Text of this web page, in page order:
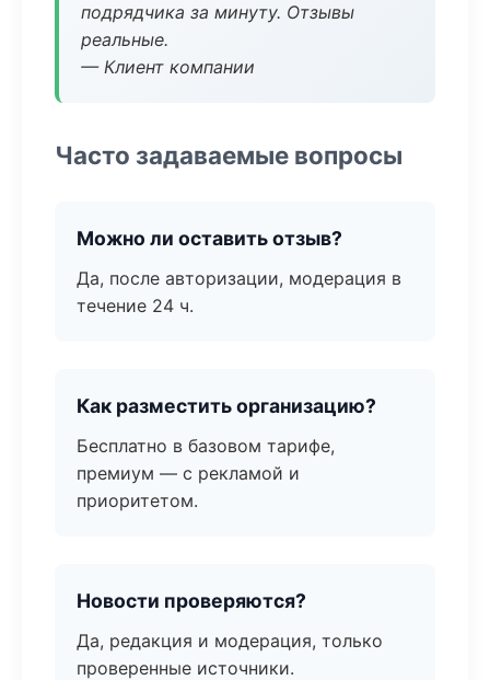
подрядчика за минуту. Отзывы
реальные.
— Клиент компании
Часто задаваемые вопросы
Можно ли оставить отзыв?
Да, после авторизации, модерация в
течение 24 ч.
Как разместить организацию?
Бесплатно в базовом тарифе,
премиум — с рекламой и
приоритетом.
Новости проверяются?
Да, редакция и модерация, только
проверенные источники.